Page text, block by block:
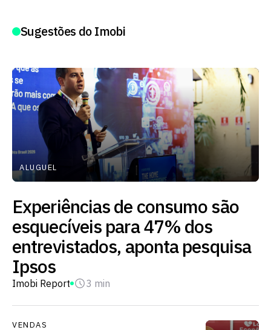
Sugestões do Imobi
ALUGUEL
Experiências de consumo são
esquecíveis para 47% dos
entrevistados, aponta pesquisa
Ipsos
Imobi Report 3 min
VENDAS